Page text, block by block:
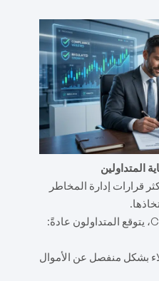
قرارات إدارة المخاطر
بشكل منفصل عن الأموال